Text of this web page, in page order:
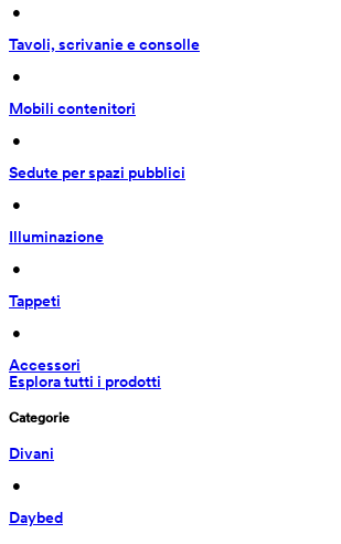
•
Tavoli, scrivanie e consolle
•
Mobili contenitori
•
Sedute per spazi pubblici
•
Illuminazione
•
Tappeti
•
Accessori
Esplora tutti i prodotti
Categorie
Divani
•
Daybed